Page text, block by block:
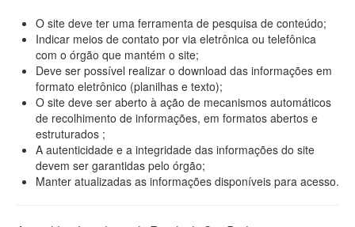
O site deve ter uma ferramenta de pesquisa de conteúdo;
Indicar meios de contato por via eletrônica ou telefônica
com o órgão que mantém o site;
Deve ser possível realizar o download das informações em
formato eletrônico (planilhas e texto);
O site deve ser aberto à ação de mecanismos automáticos
de recolhimento de informações, em formatos abertos e
estruturados ;
A autenticidade e a integridade das informações do site
devem ser garantidas pelo órgão;
Manter atualizadas as informações disponíveis para acesso.